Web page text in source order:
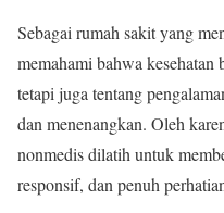
Sebagai rumah sakit yang
memahami bahwa kesehatan
tetapi juga tentang
dan menenangkan. Oleh
nonmedis dilatih untuk
responsif, dan penuh